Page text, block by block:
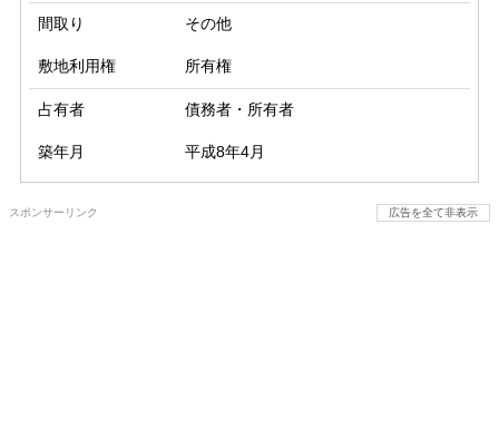
間取り その他
敷地利用権 所有権
占有者 債務者・所有者
築年月 平成8年4月
スポンサーリンク 広告を全て非表示